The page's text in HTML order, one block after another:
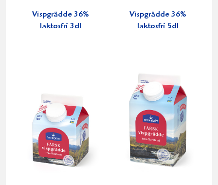
Vispgrädde 36%
laktosfri 3dl
Vispgrädde 36%
laktosfri 5dl